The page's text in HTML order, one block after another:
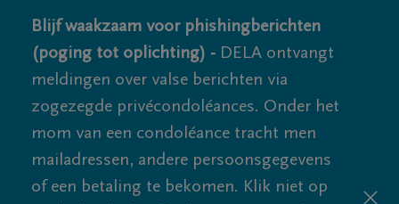
Blijf waakzaam voor phishingberichten
(poging tot oplichting) - DELA ontvangt
meldingen over valse berichten via
zogezegde privécondoléances. Onder het
mom van een condoléance tracht men
mailadressen, andere persoonsgegevens
of een betaling te bekomen. Klik niet op